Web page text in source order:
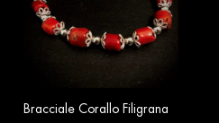
Bracciale Corallo Filigrana